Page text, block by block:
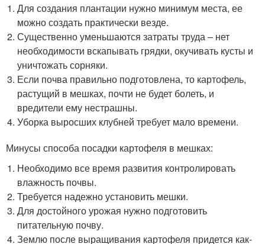
Для создания плантации нужно минимум места, ее
можно создать практически везде.
Существенно уменьшаются затраты труда – нет
необходимости вскапывать грядки, окучивать кусты и
уничтожать сорняки.
Если почва правильно подготовлена, то картофель,
растущий в мешках, почти не будет болеть, и
вредители ему нестрашны.
Уборка выросших клубней требует мало времени.
Минусы способа посадки картофеля в мешках:
Необходимо все время развития контролировать
влажность почвы.
Требуется надежно установить мешки.
Для достойного урожая нужно подготовить
питательную почву.
Землю после выращивания картофеля придется как-